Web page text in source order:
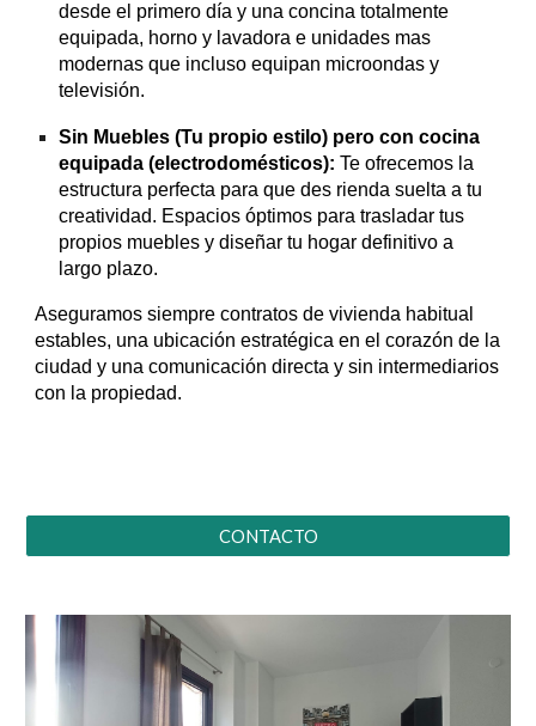
desde el primero día y una concina totalmente
equipada, horno y lavadora e unidades mas
modernas que incluso equipan microondas y
televisión.
Sin Muebles (Tu propio estilo) pero con cocina
equipada (electrodomésticos): Te ofrecemos la
estructura perfecta para que des rienda suelta a tu
creatividad. Espacios óptimos para trasladar tus
propios muebles y diseñar tu hogar definitivo a
largo plazo.
Aseguramos siempre contratos de vivienda habitual
estables, una ubicación estratégica en el corazón de la
ciudad y una comunicación directa y sin intermediarios
con la propiedad.
CONTACTO